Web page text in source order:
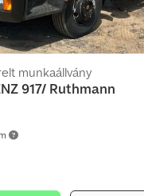
munkaállvány
917/ Ruthmann